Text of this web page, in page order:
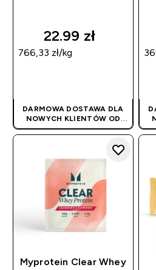
22.99 zł‎
766,33 zł‎/kg
DARMOWA DOSTAWA DLA
NOWYCH KLIENTÓW OD
180PLN| PROMOCJA
STOSOWANA
Myprotein Clear Whey